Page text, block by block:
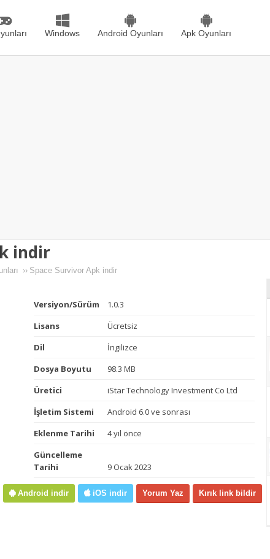
Windows Android Oyunları Apk Oyunları
indir
›› Space Survivor Apk indir
Versiyon/Sürüm
1.0.3
Lisans
Ücretsiz
Dil
İngilizce
Dosya Boyutu
98.3 MB
Üretici
iStar Technology Investment Co Ltd
İşletim Sistemi
Android 6.0 ve sonrası
Eklenme Tarihi
4 yıl önce
Güncelleme
Tarihi
9 Ocak 2023
Kırık link bildir
Yorum Yaz
iOS indir
Android indir